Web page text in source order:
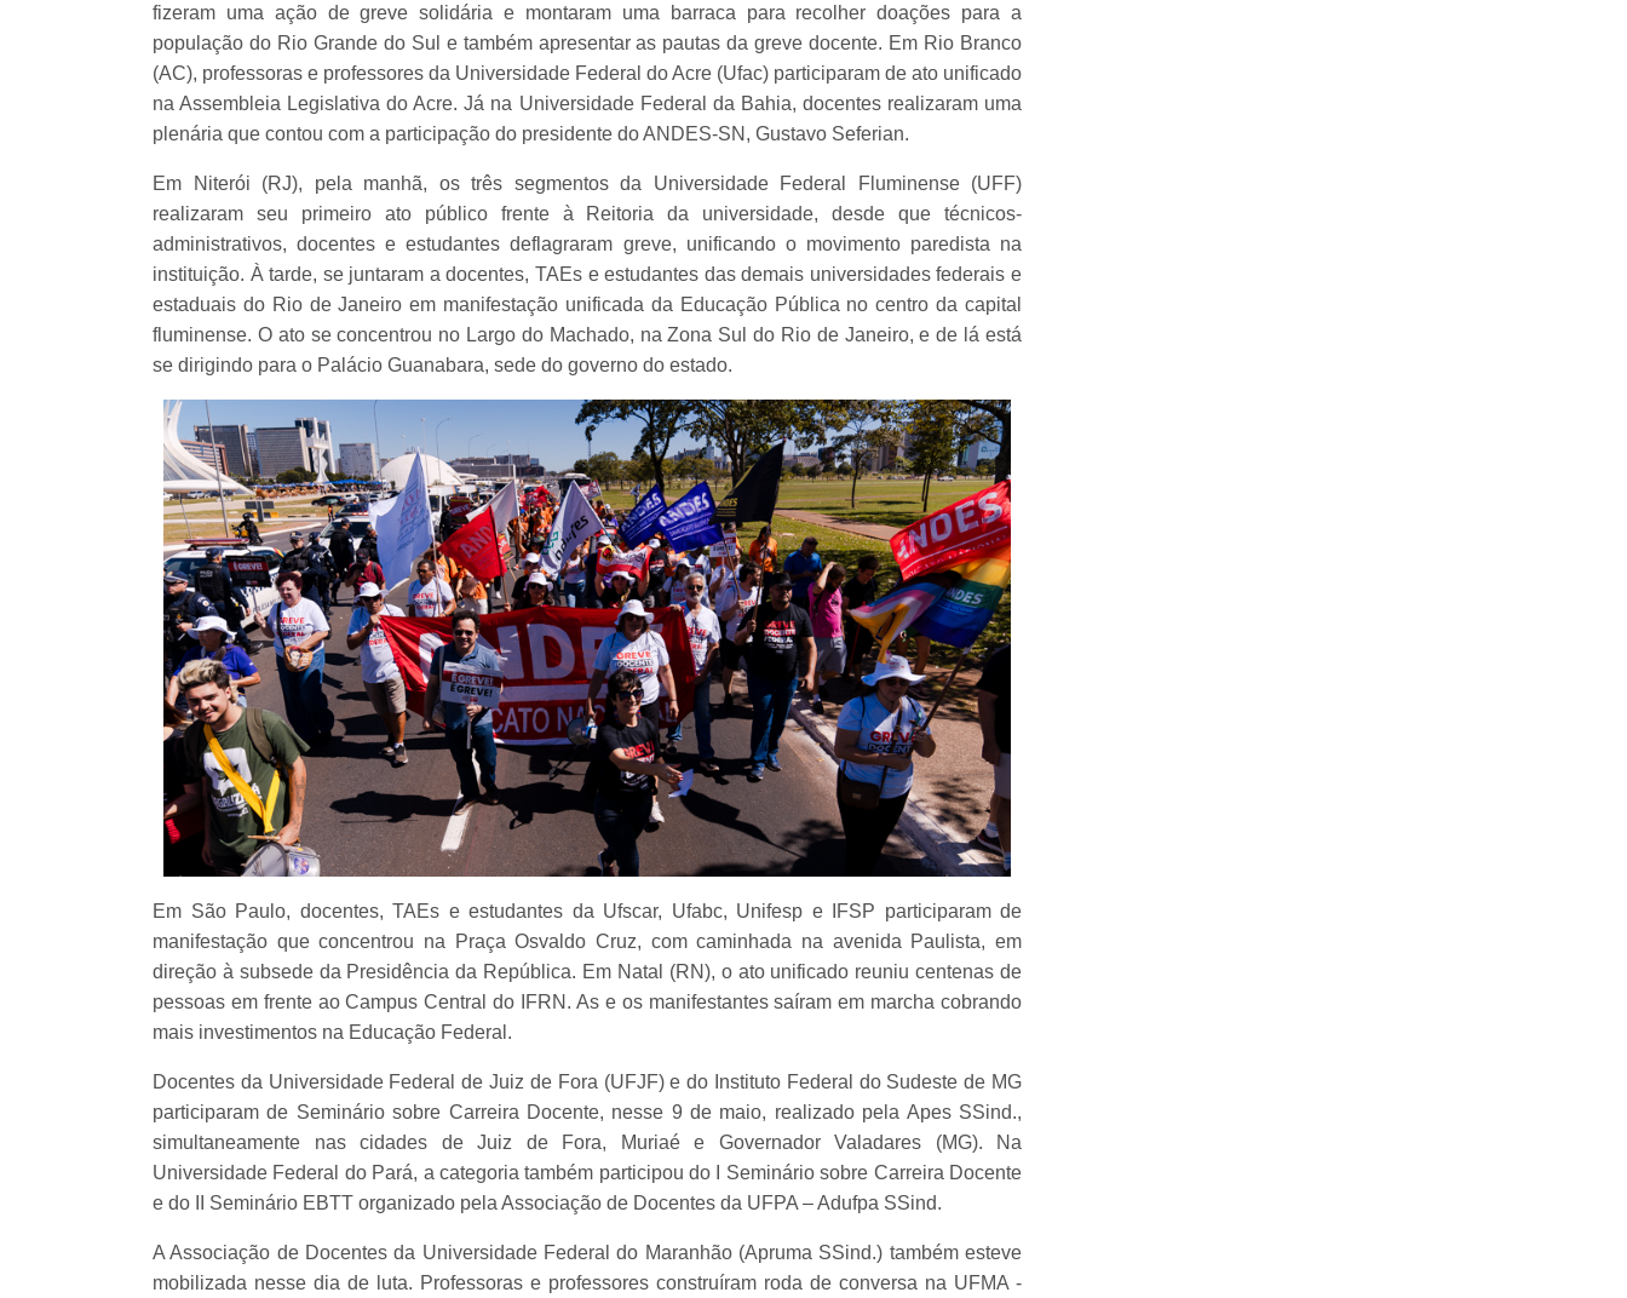
fizeram uma ação de greve solidária e montaram uma barraca para recolher doações para a
população do Rio Grande do Sul e também apresentar as pautas da greve docente. Em Rio Branco
(AC), professoras e professores da Universidade Federal do Acre (Ufac) participaram de ato unificado
na Assembleia Legislativa do Acre. Já na Universidade Federal da Bahia, docentes realizaram uma
plenária que contou com a participação do presidente do ANDES-SN, Gustavo Seferian.
Em Niterói (RJ), pela manhã, os três segmentos da Universidade Federal Fluminense (UFF)
realizaram seu primeiro ato público frente à Reitoria da universidade, desde que técnicos-
administrativos, docentes e estudantes deflagraram greve, unificando o movimento paredista na
instituição. À tarde, se juntaram a docentes, TAEs e estudantes das demais universidades federais e
estaduais do Rio de Janeiro em manifestação unificada da Educação Pública no centro da capital
fluminense. O ato se concentrou no Largo do Machado, na Zona Sul do Rio de Janeiro, e de lá está
se dirigindo para o Palácio Guanabara, sede do governo do estado.
Em São Paulo, docentes, TAEs e estudantes da Ufscar, Ufabc, Unifesp e IFSP participaram de
manifestação que concentrou na Praça Osvaldo Cruz, com caminhada na avenida Paulista, em
direção à subsede da Presidência da República. Em Natal (RN), o ato unificado reuniu centenas de
pessoas em frente ao Campus Central do IFRN. As e os manifestantes saíram em marcha cobrando
mais investimentos na Educação Federal.
Docentes da Universidade Federal de Juiz de Fora (UFJF) e do Instituto Federal do Sudeste de MG
participaram de Seminário sobre Carreira Docente, nesse 9 de maio, realizado pela Apes SSind.,
simultaneamente nas cidades de Juiz de Fora, Muriaé e Governador Valadares (MG). Na
Universidade Federal do Pará, a categoria também participou do I Seminário sobre Carreira Docente
e do II Seminário EBTT organizado pela Associação de Docentes da UFPA – Adufpa SSind.
A Associação de Docentes da Universidade Federal do Maranhão (Apruma SSind.) também esteve
mobilizada nesse dia de luta. Professoras e professores construíram roda de conversa na UFMA -